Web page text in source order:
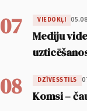
07 VIEDOKĻI
Mediju
08 DZĪVESSTILS
Komsi –